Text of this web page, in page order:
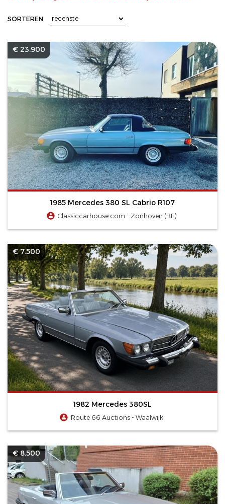
SORTEREN
€ 23.900
1985 Mercedes 380 SL Cabrio R107
Classiccarhouse.com - Zonhoven (BE)
€ 7.500
1982 Mercedes 380SL
Route 66 Auctions - Waalwijk
€ 8.500